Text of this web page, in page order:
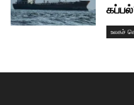
உலகச்